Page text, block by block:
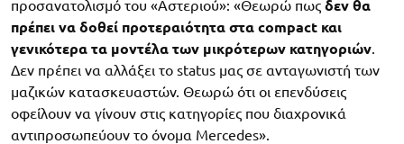
προσανατολισμό του «Αστεριού»: «Θεωρώ πως δεν θα
πρέπει να δοθεί προτεραιότητα στα compact και
γενικότερα τα μοντέλα των μικρότερων κατηγοριών.
Δεν πρέπει να αλλάξει το status μας σε ανταγωνιστή των
μαζικών κατασκευαστών. Θεωρώ ότι οι επενδύσεις
οφείλουν να γίνουν στις κατηγορίες που διαχρονικά
αντιπροσωπεύουν το όνομα Mercedes».